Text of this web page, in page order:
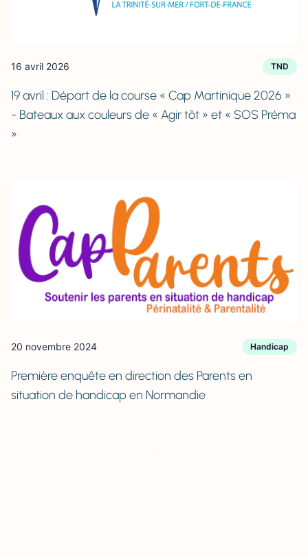
16 avril 2026 TND
19 avril : Départ de la course « Cap Martinique 2026 »
- Bateaux aux couleurs de « Agir tôt » et « SOS Préma
»
20 novembre 2024 Handicap
Première enquête en direction des Parents en
situation de handicap en Normandie